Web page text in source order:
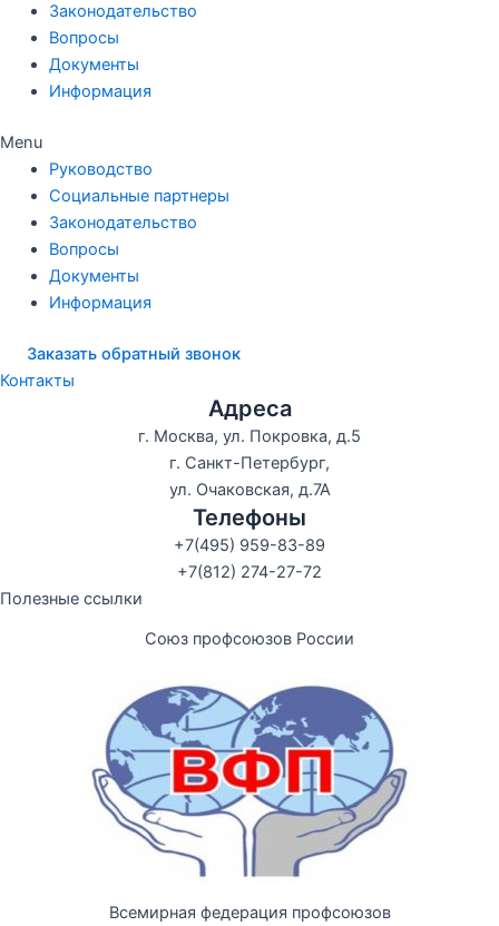
Законодательство
Вопросы
Документы
Информация
Menu
Руководство
Социальные партнеры
Законодательство
Вопросы
Документы
Информация
Заказать обратный звонок
Контакты
Адреса
г. Москва, ул. Покровка, д.5
г. Санкт-Петербург,
ул. Очаковская, д.7А
Телефоны
+7(495) 959-83-89
+7(812) 274-27-72
Полезные ссылки
Союз профсоюзов России
Всемирная федерация профсоюзов